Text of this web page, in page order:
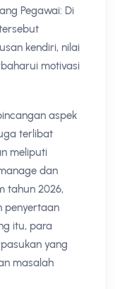
Pegawai: Di
kendiri, nilai
motivasi
aspek
terlibat
meliputi
dan
tahun 2026,
penyertaan
itu, para
yang
masalah